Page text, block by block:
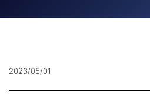
2023/05/01